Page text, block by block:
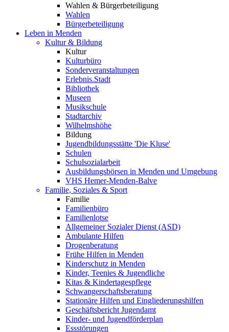
Wahlen & Bürgerbeteiligung
Wahlen
Bürgerbeteiligung
Leben in Menden
Kultur & Bildung
Kultur
Kulturbüro
Sonderveranstaltungen
Erlebnis.Stadt
Bibliothek
Museen
Musikschule
Stadtarchiv
Wilhelmshöhe
Bildung
Jugendbildungsstätte 'Die Kluse'
Schulen
Schulsozialarbeit
Ausbildungsbörsen in Menden und Umgebung
VHS Hemer-Menden-Balve
Familie, Soziales & Sport
Familie
Familienbüro
Familienlotse
Allgemeiner Sozialer Dienst (ASD)
Ambulante Hilfen
Drogenberatung
Frühe Hilfen in Menden
Kinderschutz in Menden
Kinder, Teenies & Jugendliche
Kitas & Kindertagespflege
Schwangerschaftsberatung
Stationäre Hilfen und Eingliederungshilfen
Geschäftsbericht Jugendamt
Kinder- und Jugendförderplan
Essstörungen